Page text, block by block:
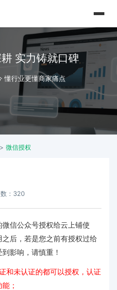
实力铸就口碑
懂行业更懂商家痛点
> 微信授权
：320
信公众号授权给云上铺使
后，若是您之前有授权过给
影响，请慎重！
和未认证的都可以授权，认证
；